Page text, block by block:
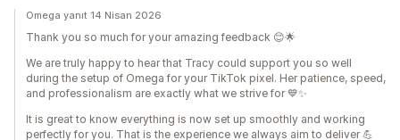
Omega yanıt 14 Nisan 2026
Thank you so much for your amazing feedback 😊🌟
We are truly happy to hear that Tracy could support you so well
during the setup of Omega for your TikTok pixel. Her patience, speed,
and professionalism are exactly what we strive for 💙✨
It is great to know everything is now set up smoothly and working
perfectly for you. That is the experience we always aim to deliver 💪